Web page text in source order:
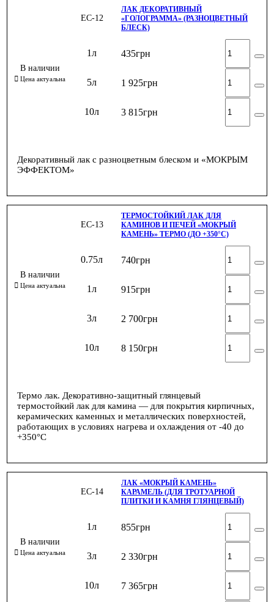
ЕС-12
ЛАК ДЕКОРАТИВНЫЙ
«ГОЛОГРАММА» (РАЗНОЦВЕТНЫЙ
БЛЕСК)
1л 435грн
5л 1 925грн
10л 3 815грн
Декоративный лак с разноцветным блеском и «МОКРЫМ
ЭФФЕКТОМ»
ЕС-13
ТЕРМОСТОЙКИЙ ЛАК ДЛЯ
КАМИНОВ И ПЕЧЕЙ «МОКРЫЙ
КАМЕНЬ» ТЕРМО (ДО +350°С)
0.75л 740грн
1л 915грн
3л 2 700грн
10л 8 150грн
Термо лак. Декоративно-защитный глянцевый
термостойкий лак для камина — для покрытия кирпичных,
керамических каменных и металлических поверхностей,
работающих в условиях нагрева и охлаждения от -40 до
+350°С
ЕС-14
ЛАК «МОКРЫЙ КАМЕНЬ»
КАРАМЕЛЬ (ДЛЯ ТРОТУАРНОЙ
ПЛИТКИ И КАМНЯ ГЛЯНЦЕВЫЙ)
1л 855грн
3л 2 330грн
10л 7 365грн